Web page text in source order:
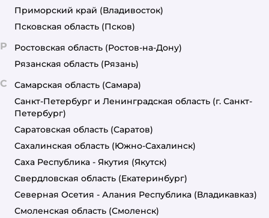
Приморский край (Владивосток)
Псковская область (Псков)
Р Ростовская область (Ростов-на-Дону)
Рязанская область (Рязань)
С Самарская область (Самара)
Санкт-Петербург и Ленинградская область (г. Санкт-
Петербург)
Саратовская область (Саратов)
Сахалинская область (Южно-Сахалинск)
Саха Республика - Якутия (Якутск)
Свердловская область (Екатеринбург)
Северная Осетия - Алания Республика (Владикавказ)
Смоленская область (Смоленск)